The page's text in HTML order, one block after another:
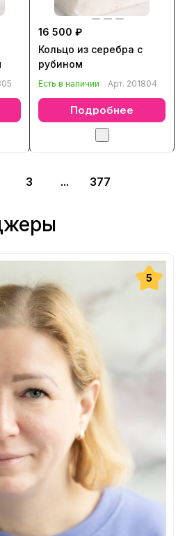
16 500 ₽
Кольцо из серебра с
рубином
Есть в наличии Арт. 201804
Подробнее
3 ... 377
5